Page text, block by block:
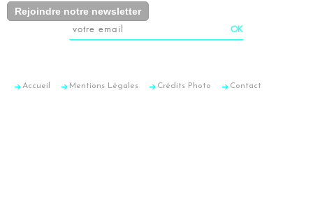
Rejoindre notre newsletter
Accueil Mentions Légales Crédits Photo Contact